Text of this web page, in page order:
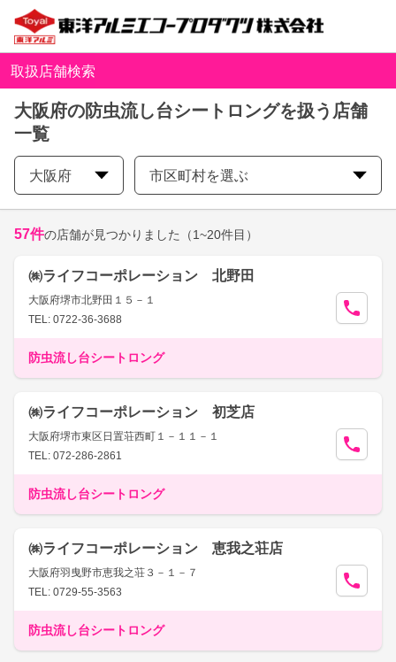
取扱店舗検索
大阪府の防虫流し台シートロングを扱う店舗
一覧
大阪府 市区町村を選ぶ
57件の店舗が見つかりました （1~20件目）
㈱ライフコーポレーション 北野田
大阪府堺市北野田１５－１
TEL: 0722-36-3688
防虫流し台シートロング
㈱ライフコーポレーション 初芝店
大阪府堺市東区日置荘西町１－１１－１
TEL: 072-286-2861
防虫流し台シートロング
㈱ライフコーポレーション 恵我之荘店
大阪府羽曳野市恵我之荘３－１－７
TEL: 0729-55-3563
防虫流し台シートロング